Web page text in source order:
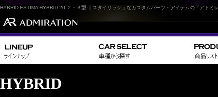
HYBRID ESTIMA HYBRID 20 ２・３型 ｜スタイリッシュなカスタムパーツ・アイテムの「アドミ
HYBRID